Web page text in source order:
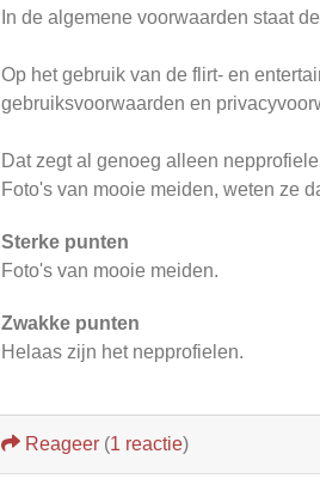
In de algemene voorwaarden staat
Op het gebruik van de flirt- en
gebruiksvoorwaarden en
Dat zegt al genoeg alleen
Foto's van mooie meiden, weten ze
Sterke punten
Foto's van mooie meiden.
Zwakke punten
Helaas zijn het nepprofielen.
Reageer (1 reactie)